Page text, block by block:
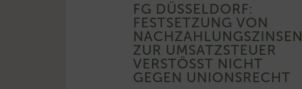
FG DÜSSELDORF:
FESTSETZUNG VON
NACHZAHLUNGSZINSEN
ZUR UMSATZSTEUER
VERSTÖSST NICHT G
EGEN UNIONSRECHT